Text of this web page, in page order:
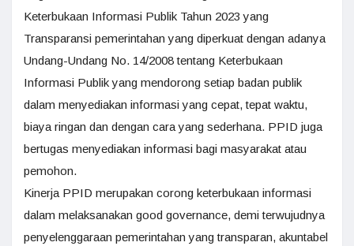
Keterbukaan Informasi Publik Tahun 2023 yang
Transparansi pemerintahan yang diperkuat dengan adanya
Undang-Undang No. 14/2008 tentang Keterbukaan
Informasi Publik yang mendorong setiap badan publik
dalam menyediakan informasi yang cepat, tepat waktu,
biaya ringan dan dengan cara yang sederhana. PPID juga
bertugas menyediakan informasi bagi masyarakat atau
pemohon.
Kinerja PPID merupakan corong keterbukaan informasi
dalam melaksanakan good governance, demi terwujudnya
penyelenggaraan pemerintahan yang transparan, akuntabel